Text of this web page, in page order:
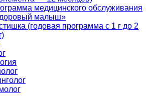
медицинского обслуживания
малыш»
(годовая программа с 1 г до 2